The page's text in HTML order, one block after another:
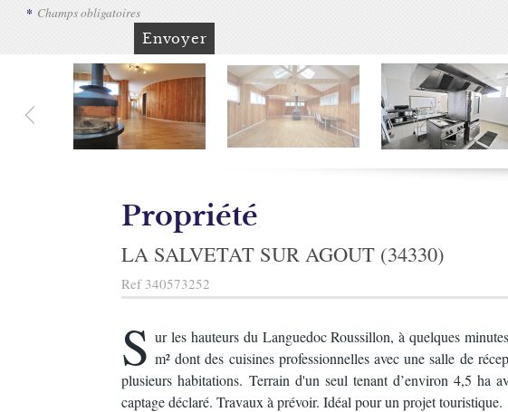
* Champs obligatoires
Propriété
LA SALVETAT SUR AGOUT (34330)
Ref 340573252
S ur les hauteurs du Languedoc Roussillon, à quelques
m² dont des cuisines professionnelles avec une salle de
plusieurs habitations. Terrain d'un seul tenant d’environ 4,5 ha
captage déclaré. Travaux à prévoir. Idéal pour un projet touristique.